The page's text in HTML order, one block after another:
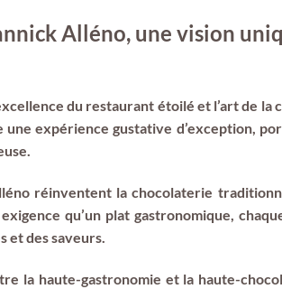
Alléno, une vision
du restaurant étoilé et l’art de la
une expérience gustative d’exception,
réinventent la chocolaterie
qu’un plat gastronomique,
et des saveurs.
la haute-gastronomie et la haute-